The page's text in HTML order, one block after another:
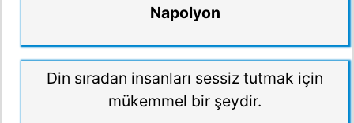
Napolyon
Din sıradan insanları sessiz tutmak için
mükemmel bir şeydir.